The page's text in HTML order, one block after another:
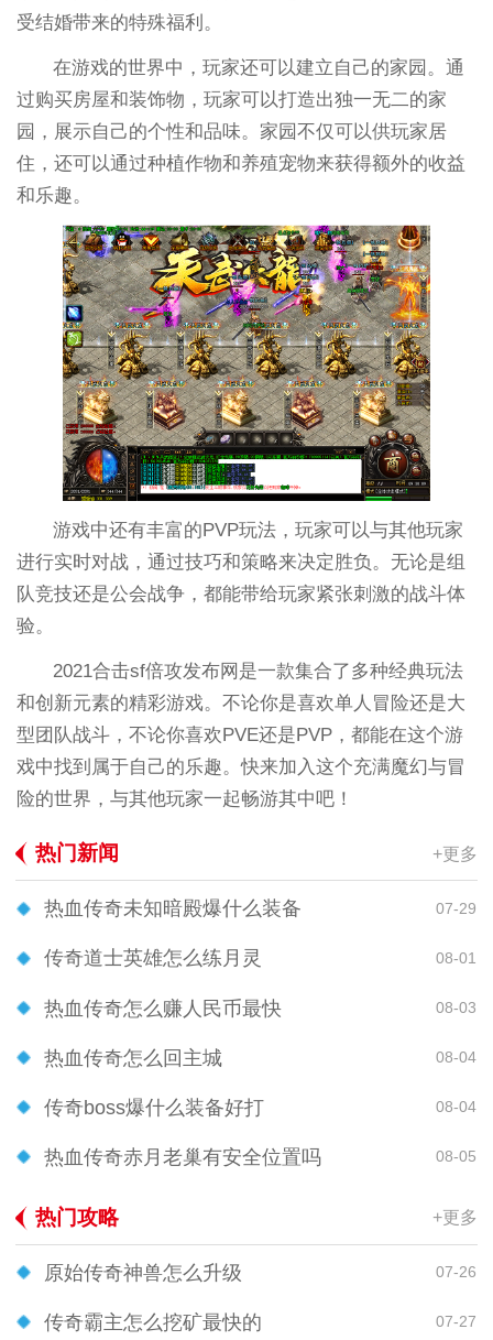
受结婚带来的特殊福利。
在游戏的世界中，玩家还可以建立自己的家园。通
过购买房屋和装饰物，玩家可以打造出独一无二的家
园，展示自己的个性和品味。家园不仅可以供玩家居
住，还可以通过种植作物和养殖宠物来获得额外的收益
和乐趣。
游戏中还有丰富的PVP玩法，玩家可以与其他玩家
进行实时对战，通过技巧和策略来决定胜负。无论是组
队竞技还是公会战争，都能带给玩家紧张刺激的战斗体
验。
2021合击sf倍攻发布网是一款集合了多种经典玩法
和创新元素的精彩游戏。不论你是喜欢单人冒险还是大
型团队战斗，不论你喜欢PVE还是PVP，都能在这个游
戏中找到属于自己的乐趣。快来加入这个充满魔幻与冒
险的世界，与其他玩家一起畅游其中吧！
热门新闻 +更多
热血传奇未知暗殿爆什么装备 07-29
传奇道士英雄怎么练月灵 08-01
热血传奇怎么赚人民币最快 08-03
热血传奇怎么回主城 08-04
传奇boss爆什么装备好打 08-04
热血传奇赤月老巢有安全位置吗 08-05
热门攻略 +更多
原始传奇神兽怎么升级 07-26
传奇霸主怎么挖矿最快的 07-27